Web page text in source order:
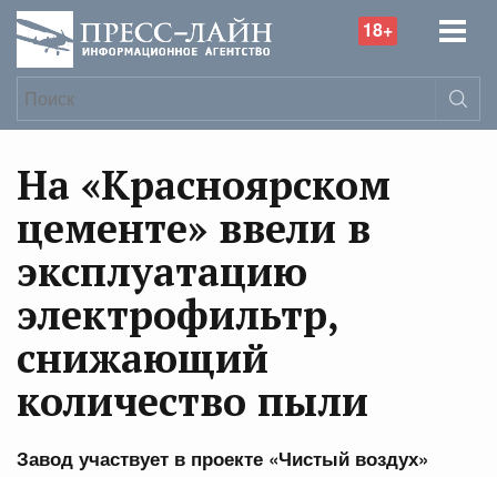
18+
На «Красноярском
цементе» ввели в
эксплуатацию
электрофильтр,
снижающий
количество пыли
Завод участвует в проекте «Чистый воздух»